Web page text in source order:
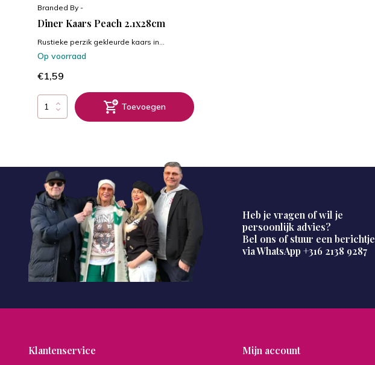
Branded By -
Diner Kaars Peach 2.1x28cm
Rustieke perzik gekleurde kaars in...
Op voorraad
€1,59
Toevoegen
Heb je vragen of wil je
persoonlijk advies?
Bel ons of stuur een berichtje
via WhatsApp +316 2138 9287
Klantenservice Mijn account